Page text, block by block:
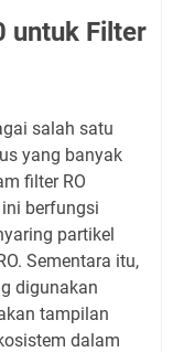
untuk Filter
salah satu
yang banyak
filter RO
berfungsi
partikel
Sementara itu,
digunakan
tampilan
dalam